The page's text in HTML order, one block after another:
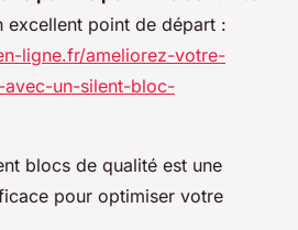
excellent point de départ :
ligne.fr/ameliorez-votre-
un-silent-bloc-
blocs de qualité est une
pour optimiser votre